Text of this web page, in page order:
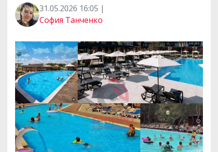
31.05.2026 16:05 |
София Танченко